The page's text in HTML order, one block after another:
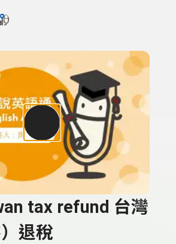
節目名稱、主持人或關鍵字
tax refund 台灣
）退稅